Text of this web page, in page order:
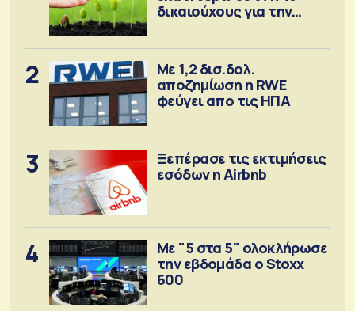
δικαιούχους για την
2
Με 1,2 δισ.δολ.
αποζημίωση η RWE
φεύγει απο τις ΗΠΑ
3
Ξεπέρασε τις εκτιμήσεις
εσόδων η Airbnb
4
Με "5 στα 5" ολοκλήρωσε
την εβδομάδα ο Stoxx
600